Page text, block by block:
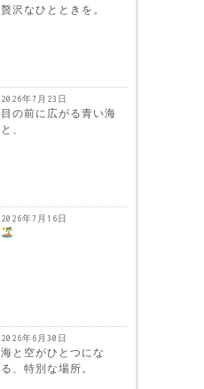
贅沢なひとときを。
2026年7月23日
目の前に広がる青い海
と、
2026年7月16日
2026年6月30日
海と空がひとつにな
る、特別な場所。